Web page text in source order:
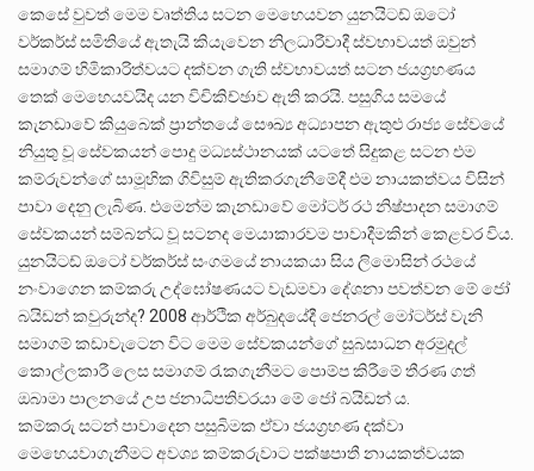
කෙසේ වුවත් මෙම වෘත්තිය සටන මෙහෙයවන යුනයිටඩ් ඔටෝ
වර්කර්ස් සමිතියේ ඇතැයි කියැවෙන නිලධාරීවාදී ස්වභාවයත් ඔවුන්
සමාගම් හිමිකාරිත්වයට දක්වන ගැති ස්වභාවයත් සටන ජයග්රහණය
තෙක් මෙහෙයවයිද යන විචිකිච්ඡාව ඇති කරයි. පසුගිය සමයේ
කැනඩාවේ කියුබෙක් ප්රාන්තයේ සෞඛ්ය අධ්යාපන ඇතුළු රාජ්ය සේවයේ
නියුතු වූ සේවකයන් පොදු මධ්යස්ථානයක් යටතේ සිදුකළ සටන එම
කම්රුවන්ගේ සාමූහික ගිවිසුම් ඇතිකරගැනීමේදී එම නායකත්වය විසින්
පාවා දෙනු ලැබිණ. එමෙන්ම කැනඩාවේ මෝටර් රථ නිෂ්පාදන සමාගම්
සේවකයන් සම්බන්ධ වූ සටනද මෙයාකාරවම පාවාදීමකින් කෙළවර විය.
යුනයිටඩ් ඔටෝ වර්කර්ස් සංගමයේ නායකයා සිය ලිමොසින් රථයේ
නංවාගෙන කම්කරු උද්ඝෝෂණයට වැඩමවා දේශනා පවත්වන මේ ජෝ
බයිඩන් කවුරුන්ද? 2008 ආර්ථික අර්බුදයේදී ජෙනරල් මෝටර්ස් වැනි
සමාගම් කඩාවැටෙන විට මෙම සේවකයන්ගේ සුබසාධන අරමුදල්
කොල්ලකාරී ලෙස සමාගම් රැකගැනීමට පොම්ප කිරීමේ තීරණ ගත්
ඔබාමා පාලනයේ උප ජනාධිපතිවරයා මේ ජෝ බයිඩන්ය.
කම්කරු සටන් පාවාදෙන පසුබිමක ඒවා ජයග්රහණ දක්වා
මෙහෙයවාගැනීමට අවශ්ය කම්කරුවාට පක්ෂපාතී නායකත්වයක